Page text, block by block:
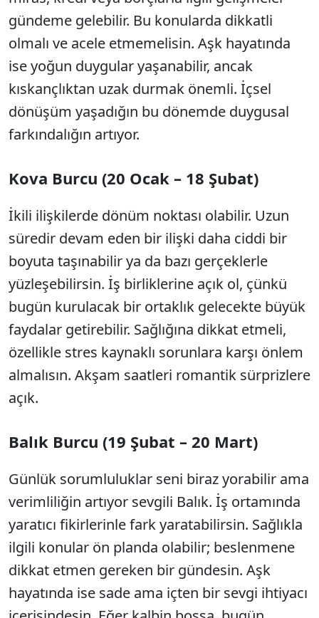
gündeme gelebilir. Bu konularda dikkatli
olmalı ve acele etmemelisin. Aşk hayatında
ise yoğun duygular yaşanabilir, ancak
kıskançlıktan uzak durmak önemli. İçsel
dönüşüm yaşadığın bu dönemde duygusal
farkındalığın artıyor.
Kova Burcu (20 Ocak – 18 Şubat)
İkili ilişkilerde dönüm noktası olabilir. Uzun
süredir devam eden bir ilişki daha ciddi bir
boyuta taşınabilir ya da bazı gerçeklerle
yüzleşebilirsin. İş birliklerine açık ol, çünkü
bugün kurulacak bir ortaklık gelecekte büyük
faydalar getirebilir. Sağlığına dikkat etmeli,
özellikle stres kaynaklı sorunlara karşı önlem
almalısın. Akşam saatleri romantik sürprizlere
açık.
Balık Burcu (19 Şubat – 20 Mart)
Günlük sorumluluklar seni biraz yorabilir ama
verimliliğin artıyor sevgili Balık. İş ortamında
yaratıcı fikirlerinle fark yaratabilirsin. Sağlıkla
ilgili konular ön planda olabilir; beslenmene
dikkat etmen gereken bir gündesin. Aşk
hayatında ise sade ama içten bir sevgi ihtiyacı